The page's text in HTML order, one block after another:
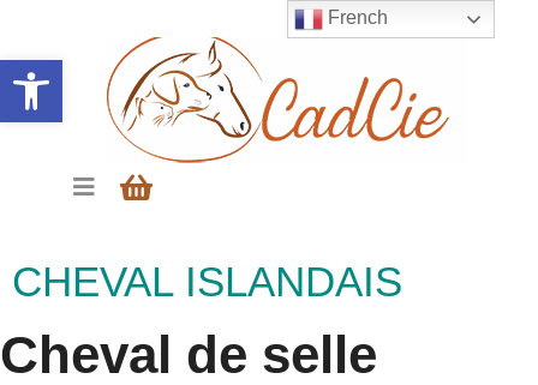
Ouvrir la barre d’outils
CHEVAL ISLANDAIS
Cheval de selle
French